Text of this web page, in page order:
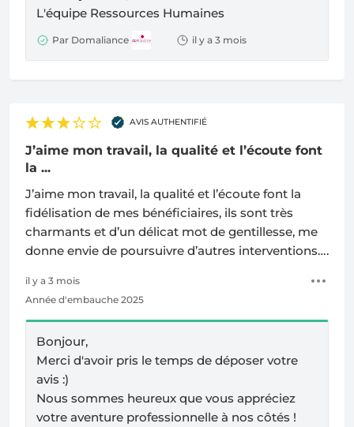
L'équipe Ressources Humaines
Par Domaliance il y a 3 mois
AVIS AUTHENTIFIÉ
J’aime mon travail, la qualité et l’écoute font
la ...
J’aime mon travail, la qualité et l’écoute font la
fidélisation de mes bénéficiaires, ils sont très
charmants et d’un délicat mot de gentillesse, me
donne envie de poursuivre d’autres interventions….
il y a 3 mois
Année d'embauche 2025
Bonjour,
Merci d'avoir pris le temps de déposer votre
avis :)
Nous sommes heureux que vous appréciez
votre aventure professionnelle à nos côtés !